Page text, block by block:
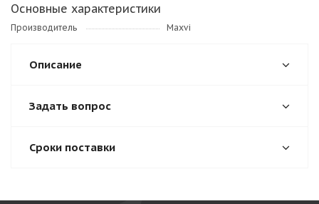
Основные характеристики
Производитель Maxvi
Описание
Задать вопрос
Сроки поставки